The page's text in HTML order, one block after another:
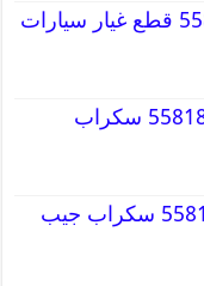
قطع غيار كيا 55818355 قطع غيار سيارات
قطع غيار باجيرو 55818355 سكراب
قطع غيار جيب 55818355 سكراب جيب